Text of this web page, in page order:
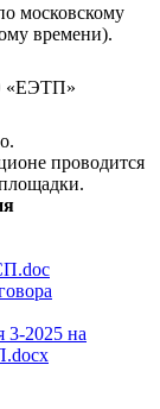
московскому
времени).
«ЕЭТП»
проводится
3-2025 на